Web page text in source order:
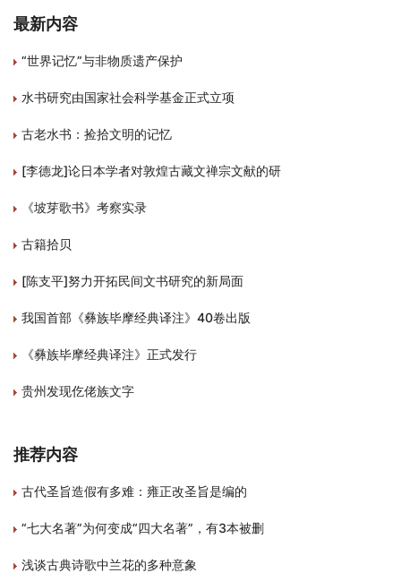
最新内容
“世界记忆”与非物质遗产保护
水书研究由国家社会科学基金正式立项
古老水书：捡拾文明的记忆
[李德龙]论日本学者对敦煌古藏文禅宗文献的研
《坡芽歌书》考察实录
古籍拾贝
[陈支平]努力开拓民间文书研究的新局面
我国首部《彝族毕摩经典译注》40卷出版
《彝族毕摩经典译注》正式发行
贵州发现仡佬族文字
推荐内容
古代圣旨造假有多难：雍正改圣旨是编的
“七大名著”为何变成“四大名著”，有3本被删
浅谈古典诗歌中兰花的多种意象